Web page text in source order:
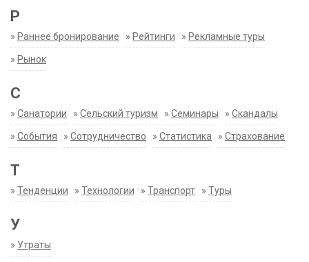
Р
» Раннее бронирование » Рейтинги » Рекламные туры
» Рынок
С
» Санатории » Сельский туризм » Семинары » Скандалы
» События » Сотрудничество » Статистика » Страхование
Т
» Тенденции » Технологии » Транспорт » Туры
У
» Утраты